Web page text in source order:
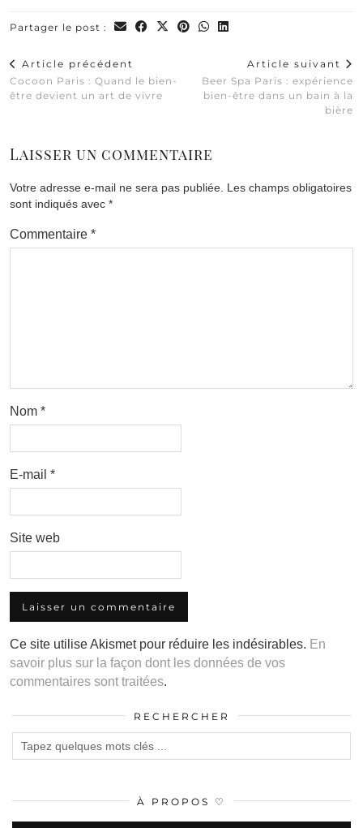
Partager le post :
Article précédent
Cocoon Paris : Quand le bien-
être devient un art de vivre
Article suivant
Beer Spa Paris : expérience
bien-être dans un bain à la
bière
Laisser un commentaire
Votre adresse e-mail ne sera pas publiée. Les champs obligatoires
sont indiqués avec *
Commentaire *
Nom *
E-mail *
Site web
Ce site utilise Akismet pour réduire les indésirables. En
savoir plus sur la façon dont les données de vos
commentaires sont traitées.
RECHERCHER
À PROPOS ♡